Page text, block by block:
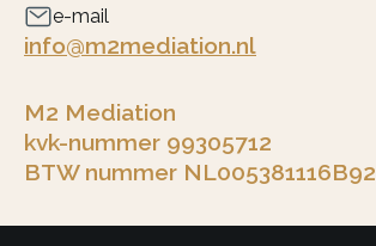
e-mail
info@m2mediation.nl
M2 Mediation
kvk-nummer 99305712
BTW nummer NL005381116B92